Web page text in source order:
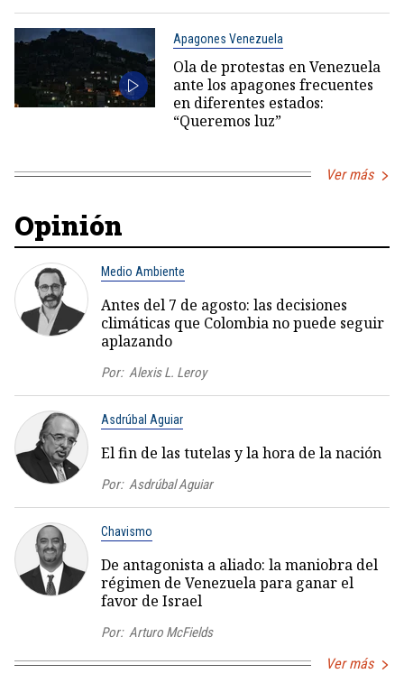
Apagones Venezuela
Ola de protestas en Venezuela
ante los apagones frecuentes
en diferentes estados:
“Queremos luz”
Ver más
Opinión
Medio Ambiente
Antes del 7 de agosto: las decisiones
climáticas que Colombia no puede seguir
aplazando
Por: Alexis L. Leroy
Asdrúbal Aguiar
El fin de las tutelas y la hora de la nación
Por: Asdrúbal Aguiar
Chavismo
De antagonista a aliado: la maniobra del
régimen de Venezuela para ganar el
favor de Israel
Por: Arturo McFields
Ver más